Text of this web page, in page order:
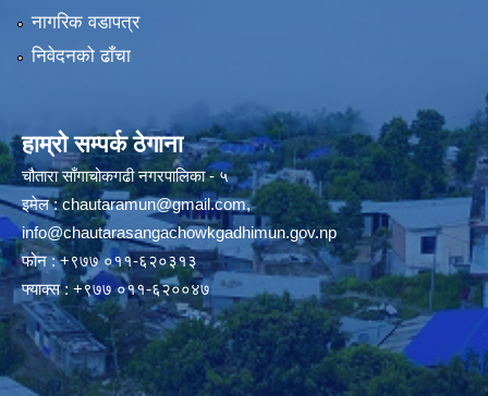
नागरिक वडापत्र
निवेदनको ढाँचा
हाम्रो सम्पर्क ठेगाना
चौतारा साँगाचोकगढी नगरपालिका - ५
इमेल :chautaramun@gmail.com,
info@chautarasangachowkgadhimun.gov.np
फोन : +९७७ ०११-६२०३१३
फ्याक्स : +९७७ ०११-६२००४७